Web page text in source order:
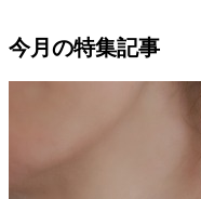
今月の特集記事